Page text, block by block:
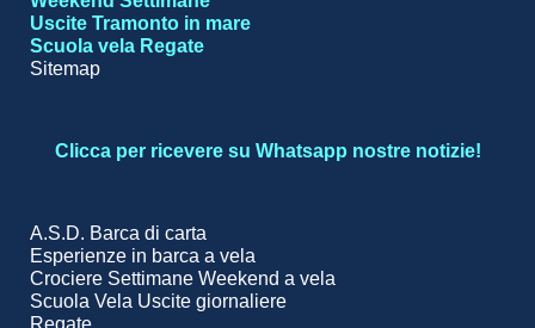
Uscite Tramonto in mare
Scuola vela Regate
Sitemap
Clicca per ricevere su Whatsapp nostre notizie!
A.S.D. Barca di carta
Esperienze in barca a vela
Crociere Settimane Weekend a vela
Scuola Vela Uscite giornaliere